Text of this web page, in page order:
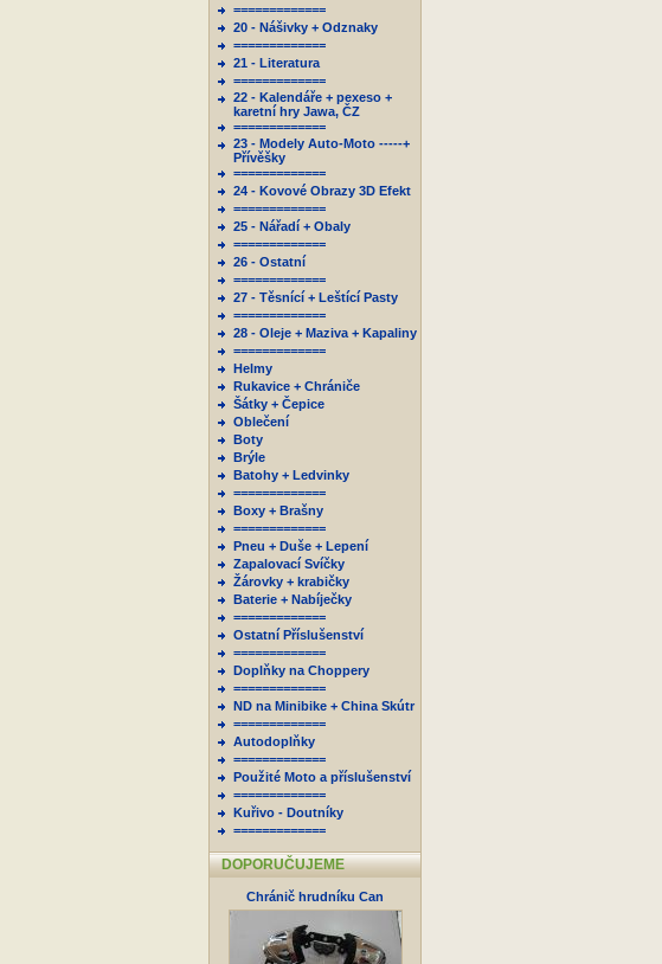
=============
20 - Nášivky + Odznaky
=============
21 - Literatura
=============
22 - Kalendáře + pexeso +
karetní hry Jawa, ČZ
=============
23 - Modely Auto-Moto -----+
Přívěšky
=============
24 - Kovové Obrazy 3D Efekt
=============
25 - Nářadí + Obaly
=============
26 - Ostatní
=============
27 - Těsnící + Leštící Pasty
=============
28 - Oleje + Maziva + Kapaliny
=============
Helmy
Rukavice + Chrániče
Šátky + Čepice
Oblečení
Boty
Brýle
Batohy + Ledvinky
=============
Boxy + Brašny
=============
Pneu + Duše + Lepení
Zapalovací Svíčky
Žárovky + krabičky
Baterie + Nabíječky
=============
Ostatní Příslušenství
=============
Doplňky na Choppery
=============
ND na Minibike + China Skútr
=============
Autodoplňky
=============
Použité Moto a příslušenství
=============
Kuřivo - Doutníky
=============
DOPORUČUJEME
Chránič hrudníku Can